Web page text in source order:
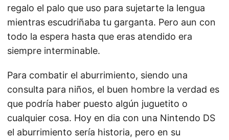
regalo el palo que uso para sujetarte la lengua
mientras escudriñaba tu garganta. Pero aun con
todo la espera hasta que eras atendido era
siempre interminable.
Para combatir el aburrimiento, siendo una
consulta para niños, el buen hombre la verdad es
que podría haber puesto algún juguetito o
cualquier cosa. Hoy en dia con una Nintendo DS
el aburrimiento sería historia, pero en su